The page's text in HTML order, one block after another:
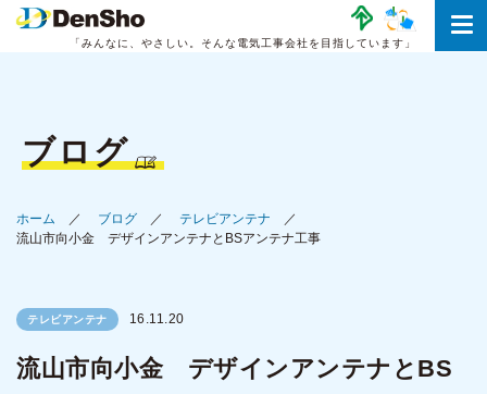
「みんなに、やさしい。 そんな電気工事会社を目指しています」
ブログ
ホーム ブログ
テレビアンテナ
流山市向小金 デザインアンテナとBSアンテナ工事
テレビアンテナ 16.11.20
流山市向小金 デザインアンテナとBS